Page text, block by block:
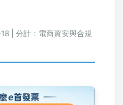
| 分計：電商資安與合規